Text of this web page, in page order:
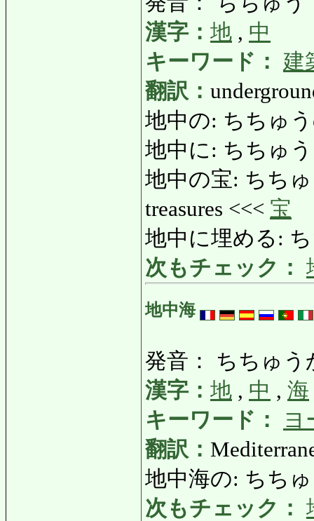
漢字： 地 , 中
キーワード：
建
翻訳：
地中の: ちちゅう
地中に: ちちゅう
地中の宝: ちち
treasures <<< 宝
地中に埋める:
次もチェック：
地中海
発音： ちちゅう
漢字： 地 , 中 , 海
キーワード：
ヨ
翻訳：
地中海の: ちち
次もチェック：